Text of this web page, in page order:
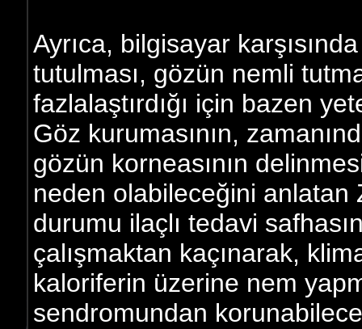
Ayrıca, bilgisayar
tutulması, gözün nemli
fazlalaştırdığı için bazen
Göz kurumasının,
gözün korneasının
neden olabileceğini anlatan
durumu ilaçlı tedavi
çalışmaktan kaçınarak,
kaloriferin üzerine nem
sendromundan